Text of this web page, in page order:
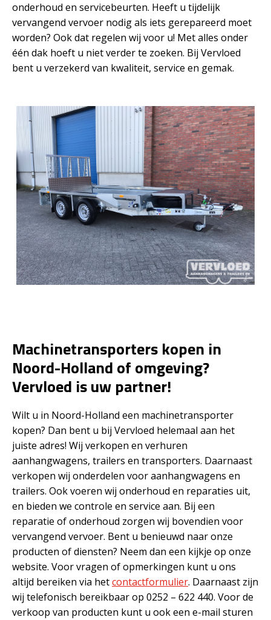
onderhoud en servicebeurten. Heeft u tijdelijk
vervangend vervoer nodig als iets gerepareerd moet
worden? Ook dat regelen wij voor u! Met alles onder
één dak hoeft u niet verder te zoeken. Bij Vervloed
bent u verzekerd van kwaliteit, service en gemak.
Machinetransporters kopen in
Noord-Holland of omgeving?
Vervloed is uw partner!
Wilt u in Noord-Holland een machinetransporter
kopen? Dan bent u bij Vervloed helemaal aan het
juiste adres! Wij verkopen en verhuren
aanhangwagens, trailers en transporters. Daarnaast
verkopen wij onderdelen voor aanhangwagens en
trailers. Ook voeren wij onderhoud en reparaties uit,
en bieden we controle en service aan. Bij een
reparatie of onderhoud zorgen wij bovendien voor
vervangend vervoer. Bent u benieuwd naar onze
producten of diensten? Neem dan een kijkje op onze
website. Voor vragen of opmerkingen kunt u ons
altijd bereiken via hetcontactformulier. Daarnaast zijn
wij telefonisch bereikbaar op 0252 – 622 440. Voor de
verkoop van producten kunt u ook een e-mail sturen